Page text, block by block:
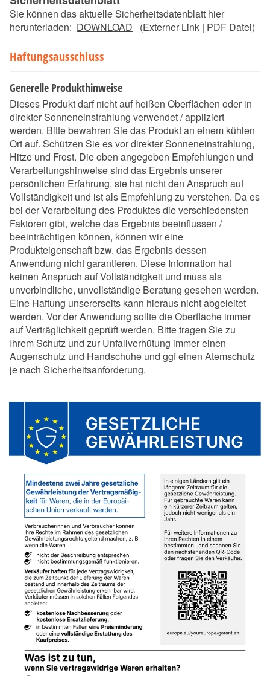
Sie können das aktuelle Sicherheitsdatenblatt hier
herunterladen: DOWNLOAD (Externer Link | PDF Datei)
Haftungsausschluss
Generelle Produkthinweise
Dieses Produkt darf nicht auf heißen Oberflächen oder in
direkter Sonneneinstrahlung verwendet / appliziert
werden. Bitte bewahren Sie das Produkt an einem kühlen
Ort auf. Schützen Sie es vor direkter Sonneneinstrahlung,
Hitze und Frost. Die oben angegeben Empfehlungen und
Verarbeitungshinweise sind das Ergebnis unserer
persönlichen Erfahrung, sie hat nicht den Anspruch auf
Vollständigkeit und ist als Empfehlung zu verstehen. Da es
bei der Verarbeitung des Produktes die verschiedensten
Faktoren gibt, welche das Ergebnis beeinflussen /
beeinträchtigen können, können wir eine
Produkteigenschaft bzw. das Ergebnis dessen
Anwendung nicht garantieren. Diese Information hat
keinen Anspruch auf Vollständigkeit und muss als
unverbindliche, unvollständige Beratung gesehen werden.
Eine Haftung unsererseits kann hieraus nicht abgeleitet
werden. Vor der Anwendung sollte die Oberfläche immer
auf Verträglichkeit geprüft werden. Bitte tragen Sie zu
Ihrem Schutz und zur Unfallverhütung immer einen
Augenschutz und Handschuhe und ggf einen Atemschutz
je nach Sicherheitsanforderung.